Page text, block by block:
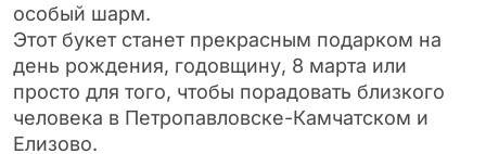
особый шарм.
Этот букет станет прекрасным подарком на
день рождения, годовщину, 8 марта или
просто для того, чтобы порадовать близкого
человека в Петропавловске-Камчатском и
Елизово.